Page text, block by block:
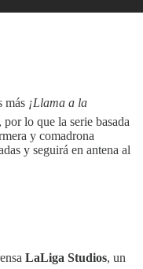
más ¡Llama a la
por lo que la serie basada
y comadrona
y seguirá en antena al
LaLiga Studios, un